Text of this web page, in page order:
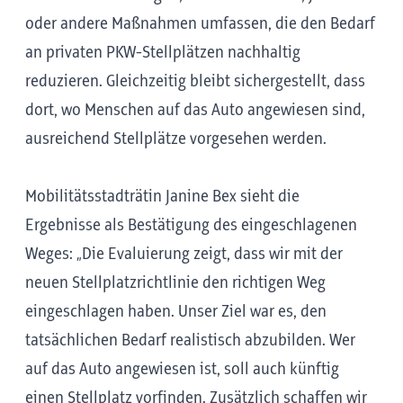
oder andere Maßnahmen umfassen, die den Bedarf
an privaten PKW-Stellplätzen nachhaltig
reduzieren. Gleichzeitig bleibt sichergestellt, dass
dort, wo Menschen auf das Auto angewiesen sind,
ausreichend Stellplätze vorgesehen werden.
Mobilitätsstadträtin Janine Bex sieht die
Ergebnisse als Bestätigung des eingeschlagenen
Weges: „Die Evaluierung zeigt, dass wir mit der
neuen Stellplatzrichtlinie den richtigen Weg
eingeschlagen haben. Unser Ziel war es, den
tatsächlichen Bedarf realistisch abzubilden. Wer
auf das Auto angewiesen ist, soll auch künftig
einen Stellplatz vorfinden. Zusätzlich schaffen wir